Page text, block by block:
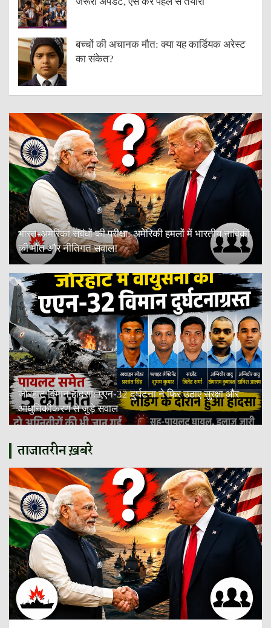
बच्चों की अचानक मौत: क्या यह कार्डियक अरेस्ट
का संकेत?
भारत-अमेरिका संबंधों की परीक्षा: अमेरिकी हमलों में भारतीय नाविकों
की मौत और नीतिगत सवाल!
जोरहाट विमान हादसा: एएन-32 दुर्घटना ने फिर उठाए सुरक्षा और
आधुनिकीकरण से जुड़े सवाल
ताजातरीन ख़बरे